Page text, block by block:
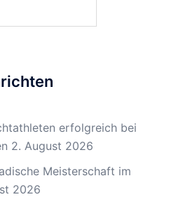
erfolgreich bei
2. August 2026
Meisterschaft im
2026